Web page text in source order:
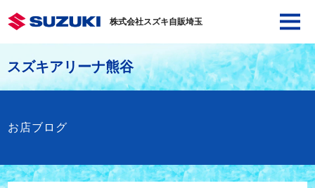
株式会社スズキ自販埼玉
スズキアリーナ熊谷
お店ブログ